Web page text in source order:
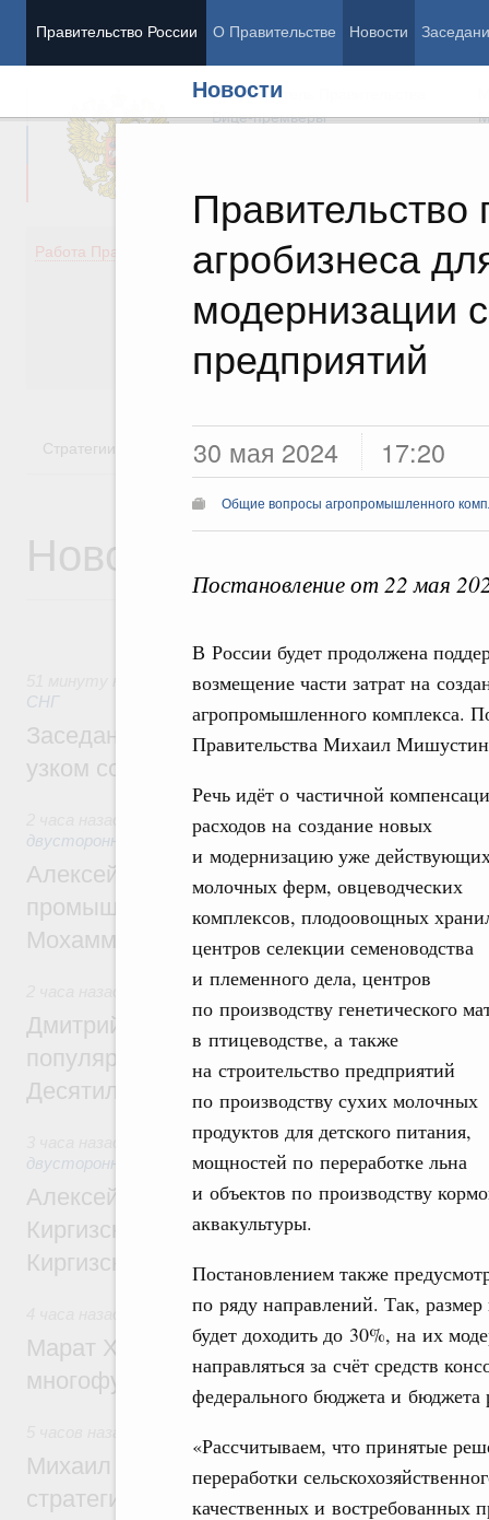
Правительство России О Правительстве Новости
Новости
агробизнеса
модернизации
предприятий
30 мая 2024 17:20
Общие вопросы агропромышленного
Постановление от 22 мая
В России будет продолжена
возмещение части затрат на
агропромышленного комплекса.
Правительства Михаил
Речь идёт о частичной
расходов на создание новых
и модернизацию уже
молочных ферм, овцеводческих
комплексов, плодоовощных
центров селекции семеноводства
и племенного дела, центров
по производству генетического
в птицеводстве, а также
на строительство предприятий
по производству сухих молочных
продуктов для детского питания,
мощностей по переработке льна
и объектов по производству
аквакультуры.
Постановлением также
по ряду направлений. Так,
будет доходить до 30%, на их
направляться за счёт средств
федерального бюджета и бюджета
«Рассчитываем, что принятые
переработки
качественных и востребованных
Председатель Правительства
Вице-премьеры
Работа Правительства
Демография
Здоровье
Культура
Государство
Стратегии Государственные программы
Новости
Евразийский экономический союз.
СНГ
Заседание Евразийского
узком составе
Экономические отношения с зарубежными
двусторонней основе
Алексей Оверчук провёл рабочую
промышленности, недропользования и
Мохаммадом Атабаком
Внутренний и въездной туризм
Дмитрий Чернышенко: Порядка 110
популярного туризма в 35 регионах
Десятилетия науки и технологий
Экономические и гуманитарные отношения
двусторонней основе
Алексей Оверчук принял участие в
Киргизского экономического форума и
Киргизской межрегиональной
Дорожное хозяйство
Марат Хуснуллин: На двух скоростных
многофункциональные зоны дорожного
Михаил Мишустин дал поручения по
стратегической сессии о